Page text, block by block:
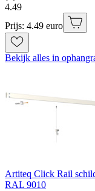
4.49
Prijs: 4.49 euro
Bekijk alles in
Artiteq Click Rail
RAL 9010